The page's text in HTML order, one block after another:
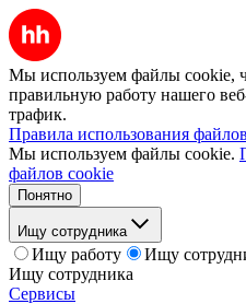
Мы используем файлы cookie,
правильную работу нашего
трафик.
Правила использования
Мы используем файлы cookie.
файлов cookie
Понятно
Ищу сотрудника
Ищу работу
Ищу
Ищу сотрудника
Сервисы